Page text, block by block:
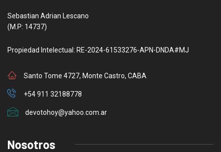
Sebastian Adrian Lescano
(M.P: 14737)
Propiedad Intelectual: RE-2024-61533276-APN-DNDA#MJ
Santo Tome 4727, Monte Castro, CABA
+54 911 32188778
devotohoy@yahoo.com.ar
Nosotros